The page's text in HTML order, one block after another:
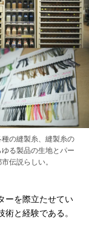
の縫製糸、縫製糸の
る製品の生地とパー
伝説らしい。
ーを際立たせてい
と経験である。